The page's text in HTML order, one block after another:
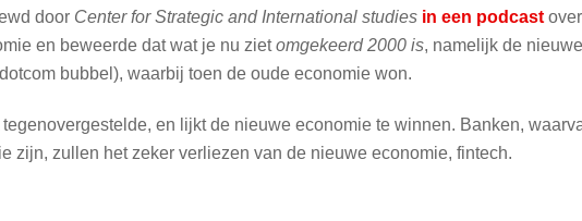
door Center for Strategic and International studies in een podcast
en beweerde dat wat je nu zietomgekeerd 2000 is, namelijk de
bubbel), waarbij toen de oude economie won.
tegenovergestelde, en lijkt de nieuwe economie te winnen. Banken,
zijn, zullen het zeker verliezen van de nieuwe economie, fintech.